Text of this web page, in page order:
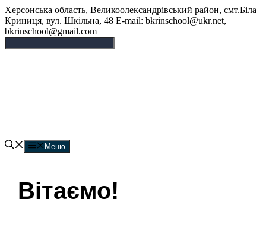
Перейти
до
вмісту
Херсонська область, Великоолександрівський район, смт.Біла
Криниця, вул. Шкільна, 48 E-mail: bkrinschool@ukr.net,
bkrinschool@gmail.com
Меню
Вітаємо!